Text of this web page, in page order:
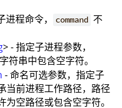
进程命令， command 不
> - 指定子进程参数，
符串中包含空字符。
- 命名可选参数，指定子
当前进程工作路径，路径
空路径或包含空字符。